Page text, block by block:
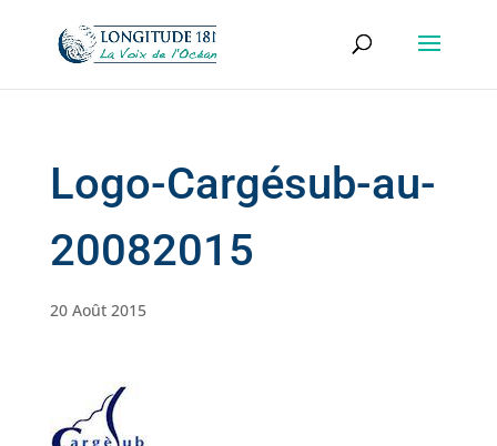
Logo-Cargésub-au-
20082015
20 Août 2015